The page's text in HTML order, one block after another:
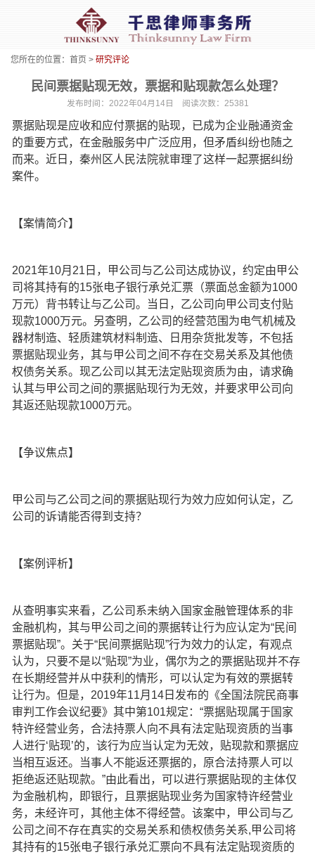
您所在的位置： 首页 > 研究评论
民间票据贴现无效，票据和贴现款怎么处理？
发布时间：2022年04月14日 阅读次数：25381
票据贴现是应收和应付票据的贴现，已成为企业融通资金
的重要方式，在金融服务中广泛应用，但矛盾纠纷也随之
而来。近日，秦州区人民法院就审理了这样一起票据纠纷
案件。
【案情简介】
2021年10月21日，甲公司与乙公司达成协议，约定由甲公
司将其持有的15张电子银行承兑汇票（票面总金额为1000
万元）背书转让与乙公司。当日，乙公司向甲公司支付贴
现款1000万元。另查明，乙公司的经营范围为电气机械及
器材制造、轻质建筑材料制造、日用杂货批发等，不包括
票据贴现业务，其与甲公司之间不存在交易关系及其他债
权债务关系。现乙公司以其无法定贴现资质为由，请求确
认其与甲公司之间的票据贴现行为无效，并要求甲公司向
其返还贴现款1000万元。
【争议焦点】
甲公司与乙公司之间的票据贴现行为效力应如何认定，乙
公司的诉请能否得到支持？
【案例评析】
从查明事实来看，乙公司系未纳入国家金融管理体系的非
金融机构，其与甲公司之间的票据转让行为应认定为“民间
票据贴现”。关于“民间票据贴现”行为效力的认定，有观点
认为，只要不是以“贴现”为业，偶尔为之的票据贴现并不存
在长期经营并从中获利的情形，可以认定为有效的票据转
让行为。但是，2019年11月14日发布的《全国法院民商事
审判工作会议纪要》其中第101规定：“票据贴现属于国家
特许经营业务，合法持票人向不具有法定贴现资质的当事
人进行‘贴现’的，该行为应当认定为无效，贴现款和票据应
当相互返还。当事人不能返还票据的，原合法持票人可以
拒绝返还贴现款。”由此看出，可以进行票据贴现的主体仅
为金融机构，即银行，且票据贴现业务为国家特许经营业
务，未经许可，其他主体不得经营。该案中，甲公司与乙
公司之间不存在真实的交易关系和债权债务关系,甲公司将
其持有的15张电子银行承兑汇票向不具有法定贴现资质的